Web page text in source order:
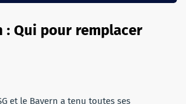
: Qui pour remplacer
et le Bayern a tenu toutes ses